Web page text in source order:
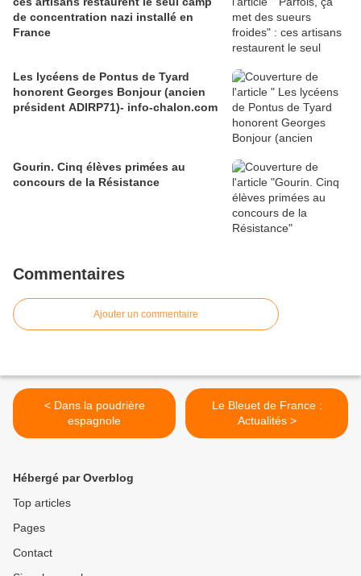
de concentration nazi installé en
France
Les lycéens de Pontus de Tyard
honorent Georges Bonjour (ancien
président ADIRP71)- info-chalon.com
Gourin. Cinq élèves primées au
concours de la Résistance
Commentaires
Ajouter un commentaire
< Dans la poudrière
espagnole
Le Bleuet de France :
Actualités >
Hébergé par Overblog
Top articles
Pages
Contact